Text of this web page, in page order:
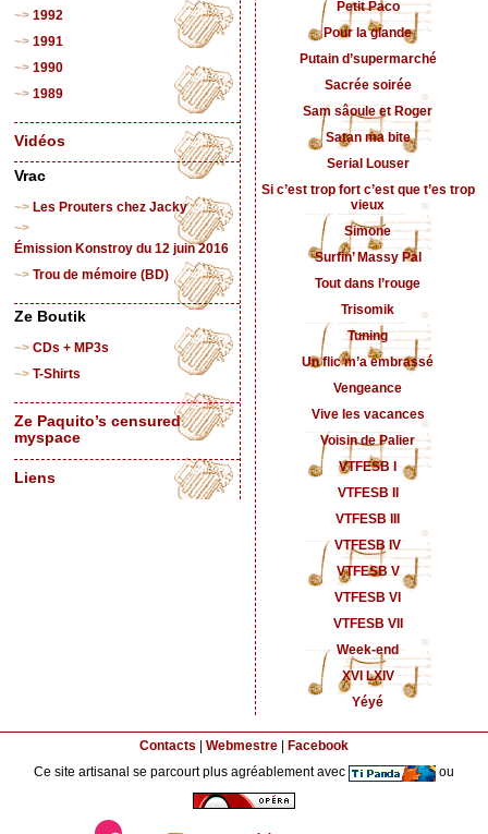
1992
1991
1990
1989
Vidéos
Vrac
Les Prouters chez Jacky
Émission Konstroy du 12 juin 2016
Trou de mémoire (BD)
Ze Boutik
CDs + MP3s
T-Shirts
Ze Paquito’s censured
myspace
Liens
Petit Paco
Pour la glande
Putain d’supermarché
Sacrée soirée
Sam sâoule et Roger
Satan ma bite
Serial Louser
Si c’est trop fort c’est que t’es trop
vieux
Simone
Surfin’ Massy Pal
Tout dans l’rouge
Trisomik
Tuning
Un flic m’a embrassé
Vengeance
Vive les vacances
Voisin de Palier
VTFESB I
VTFESB II
VTFESB III
VTFESB IV
VTFESB V
VTFESB VI
VTFESB VII
Week-end
XVI LXIV
Yéyé
Contacts Webmestre
Facebook
Ce site artisanal se parcourt plus agréablement avec
ou